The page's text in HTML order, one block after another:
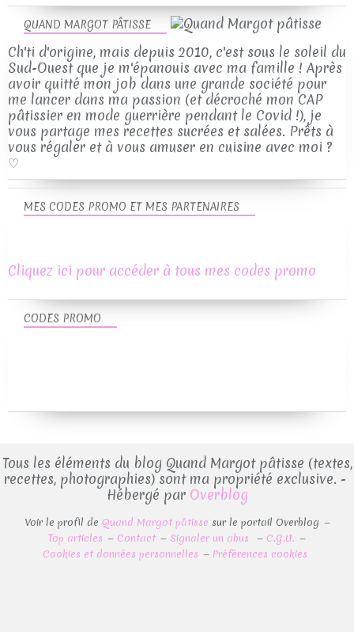
QUAND MARGOT PÂTISSE
Ch'ti d'origine, mais depuis 2010, c'est sous le soleil du
Sud-Ouest que je m'épanouis avec ma famille ! Après
avoir quitté mon job dans une grande société pour
me lancer dans ma passion (et décroché mon CAP
pâtissier en mode guerrière pendant le Covid !), je
vous partage mes recettes sucrées et salées. Prêts à
vous régaler et à vous amuser en cuisine avec moi ?
♡
CODES PROMO
MES CODES PROMO ET MES PARTENAIRES
Cliquez ici pour accéder à tous mes codes promo
Tous les éléments du blog Quand Margot pâtisse (textes,
recettes, photographies) sont ma propriété exclusive. -
Hébergé par Overblog
Voir le profil de Quand Margot pâtisse sur le portail Overblog
Top articles
Contact Signaler un abus
C.G.U.
Cookies et données personnelles
Préférences cookies